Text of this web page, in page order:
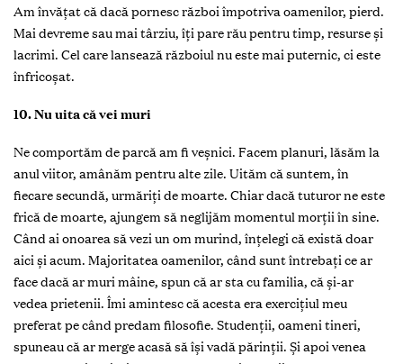
Am învăţat că dacă pornesc război împotriva oamenilor, pierd.
Mai devreme sau mai târziu, îţi pare rău pentru timp, resurse și
lacrimi. Cel care lansează războiul nu este mai puternic, ci este
înfricoșat.
10. Nu uita că vei muri
Ne comportăm de parcă am fi veșnici. Facem planuri, lăsăm la
anul viitor, amânăm pentru alte zile. Uităm că suntem, în
fiecare secundă, urmăriţi de moarte. Chiar dacă tuturor ne este
frică de moarte, ajungem să neglijăm momentul morţii în sine.
Când ai onoarea să vezi un om murind, înţelegi că există doar
aici și acum. Majoritatea oamenilor, când sunt întrebaţi ce ar
face dacă ar muri mâine, spun că ar sta cu familia, că și-ar
vedea prietenii. Îmi amintesc că acesta era exerciţiul meu
preferat pe când predam filosofie. Studenţii, oameni tineri,
spuneau că ar merge acasă să își vadă părinţii. Și apoi venea